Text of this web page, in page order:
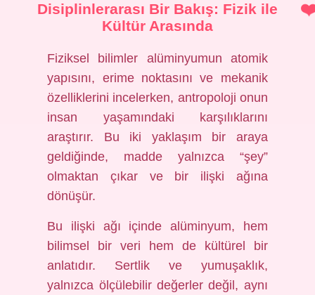
Disiplinlerarası Bir Bakış: Fizik ile
Kültür Arasında
Fiziksel bilimler alüminyumun atomik
yapısını, erime noktasını ve mekanik
özelliklerini incelerken, antropoloji onun
insan yaşamındaki karşılıklarını
araştırır. Bu iki yaklaşım bir araya
geldiğinde, madde yalnızca “şey”
olmaktan çıkar ve bir ilişki ağına
dönüşür.
Bu ilişki ağı içinde alüminyum, hem
bilimsel bir veri hem de kültürel bir
anlatıdır. Sertlik ve yumuşaklık,
yalnızca ölçülebilir değerler değil, aynı